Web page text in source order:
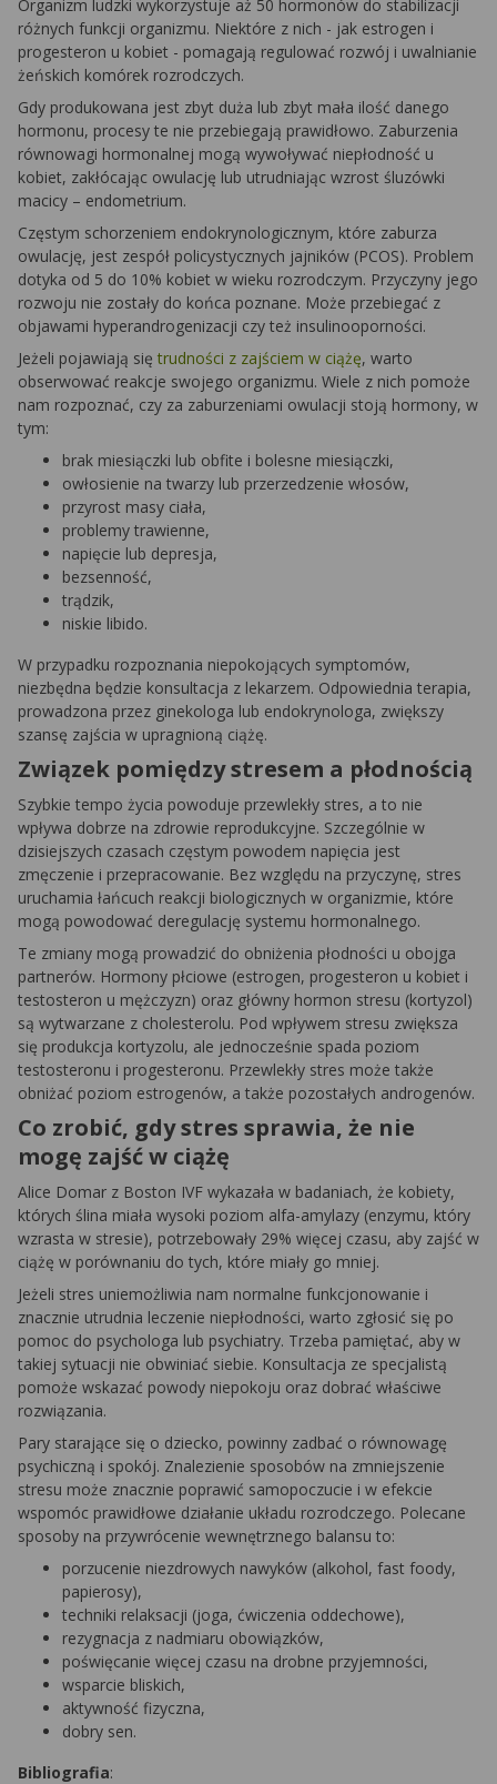
Organizm ludzki wykorzystuje aż 50 hormonów do stabilizacji
różnych funkcji organizmu. Niektóre z nich - jak estrogen i
progesteron u kobiet - pomagają regulować rozwój i uwalnianie
żeńskich komórek rozrodczych.
Gdy produkowana jest zbyt duża lub zbyt mała ilość danego
hormonu, procesy te nie przebiegają prawidłowo. Zaburzenia
równowagi hormonalnej mogą wywoływać niepłodność u
kobiet, zakłócając owulację lub utrudniając wzrost śluzówki
macicy – endometrium.
Częstym schorzeniem endokrynologicznym, które zaburza
owulację, jest zespół policystycznych jajników (PCOS). Problem
dotyka od 5 do 10% kobiet w wieku rozrodczym. Przyczyny jego
rozwoju nie zostały do końca poznane. Może przebiegać z
objawami hyperandrogenizacji czy też insulinooporności.
Jeżeli pojawiają siętrudności z zajściem w ciążę, warto
obserwować reakcje swojego organizmu. Wiele z nich pomoże
nam rozpoznać, czy za zaburzeniami owulacji stoją hormony, w
tym:
brak miesiączki lub obfite i bolesne miesiączki,
owłosienie na twarzy lub przerzedzenie włosów,
przyrost masy ciała,
problemy trawienne,
napięcie lub depresja,
bezsenność,
trądzik,
niskie libido.
W przypadku rozpoznania niepokojących symptomów,
niezbędna będzie konsultacja z lekarzem. Odpowiednia terapia,
prowadzona przez ginekologa lub endokrynologa, zwiększy
szansę zajścia w upragnioną ciążę.
Związek pomiędzy stresem a płodnością
Szybkie tempo życia powoduje przewlekły stres, a to nie
wpływa dobrze na zdrowie reprodukcyjne. Szczególnie w
dzisiejszych czasach częstym powodem napięcia jest
zmęczenie i przepracowanie. Bez względu na przyczynę, stres
uruchamia łańcuch reakcji biologicznych w organizmie, które
mogą powodować deregulację systemu hormonalnego.
Te zmiany mogą prowadzić do obniżenia płodności u obojga
partnerów. Hormony płciowe (estrogen, progesteron u kobiet i
testosteron u mężczyzn) oraz główny hormon stresu (kortyzol)
są wytwarzane z cholesterolu. Pod wpływem stresu zwiększa
się produkcja kortyzolu, ale jednocześnie spada poziom
testosteronu i progesteronu. Przewlekły stres może także
obniżać poziom estrogenów, a także pozostałych androgenów.
Co zrobić, gdy stres sprawia, że nie
mogę zajść w ciążę
Alice Domar z Boston IVF wykazała w badaniach, że kobiety,
których ślina miała wysoki poziom alfa-amylazy (enzymu, który
wzrasta w stresie), potrzebowały 29% więcej czasu, aby zajść w
ciążę w porównaniu do tych, które miały go mniej.
Jeżeli stres uniemożliwia nam normalne funkcjonowanie i
znacznie utrudnia leczenie niepłodności, warto zgłosić się po
pomoc do psychologa lub psychiatry. Trzeba pamiętać, aby w
takiej sytuacji nie obwiniać siebie. Konsultacja ze specjalistą
pomoże wskazać powody niepokoju oraz dobrać właściwe
rozwiązania.
Pary starające się o dziecko, powinny zadbać o równowagę
psychiczną i spokój. Znalezienie sposobów na zmniejszenie
stresu może znacznie poprawić samopoczucie i w efekcie
wspomóc prawidłowe działanie układu rozrodczego. Polecane
sposoby na przywrócenie wewnętrznego balansu to:
porzucenie niezdrowych nawyków (alkohol, fast foody,
papierosy),
techniki relaksacji (joga, ćwiczenia oddechowe),
rezygnacja z nadmiaru obowiązków,
poświęcanie więcej czasu na drobne przyjemności,
wsparcie bliskich,
aktywność fizyczna,
dobry sen.
Bibliografia: